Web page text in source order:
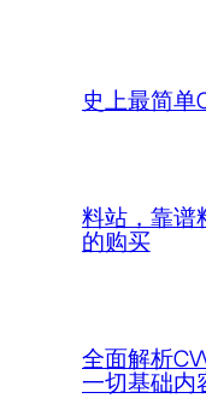
史上最简单
料站，靠谱
的购买
全面解析
一切基础内